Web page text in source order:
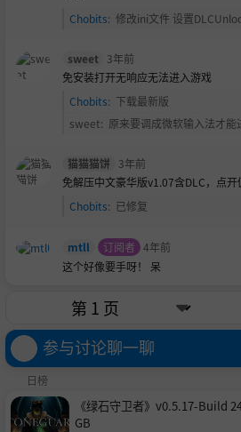
Chobits: 修改ini文件 设置
sweet 3年前
免安装打开无响应无法进入游戏
Chobits: 下载最新版
sweet: 原来要调成微软输入法才能
猫猫猫饼 3年前
免解压中文豪华版v1.07含DLC，点开
Chobits: 已修复
mtll 订阅者 4年前
这个好像要手呀！ 呆
参与讨论聊一聊
日榜
《绿石守卫者》v0.5.17-Build
GB